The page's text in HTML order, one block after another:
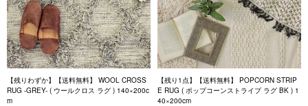
【残りわずか】【送料無料】 WOOL CROSS
RUG -GREY- ( ウールクロス ラグ ) 140×200c
m
【残り1点】【送料無料】 POPCORN STRIP
E RUG ( ポップコーンストライプ ラグ BK ) 1
40×200cm